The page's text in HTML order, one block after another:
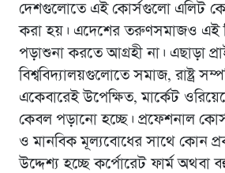
দেশগুলোতে এই কোর্সগুলো এলিট
করা হয়। এদেশের তরুণসমাজও এই
পড়াশুনা করতে আগ্রহী না। এছাড়া
বিশ্ববিদ্যালয়গুলোতে সমাজ, রাষ্ট্র
একেবারেই উপেক্ষিত, মার্কেট
কেবল পড়ানো হচ্ছে। প্রফেশনাল
ও মানবিক মূল্যবোধের সাথে কোন
উদ্দেশ্য হচ্ছে কর্পোরেট ফার্ম অথবা